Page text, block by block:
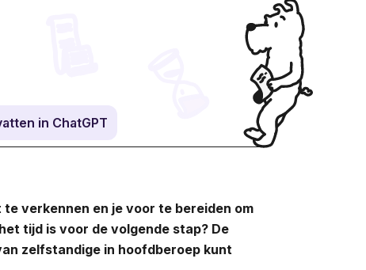
in ChatGPT
verkennen en je voor te bereiden om
tijd is voor de volgende stap? De
zelfstandige in hoofdberoep kunt